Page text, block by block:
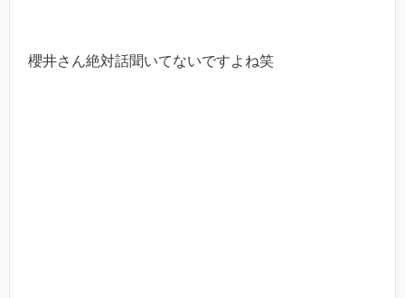
櫻井さん絶対話聞いてないですよね笑